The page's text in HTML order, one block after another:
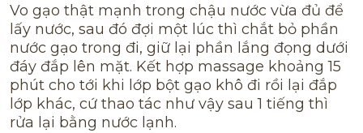
Vo gạo thật mạnh trong chậu nước vừa đủ để
lấy nước, sau đó đợi một lúc thì chắt bỏ phần
nước gạo trong đi, giữ lại phần lắng đọng dưới
đáy đắp lên mặt. Kết hợp massage khoảng 15
phút cho tới khi lớp bột gạo khô đi rồi lại đắp
lớp khác, cứ thao tác như vậy sau 1 tiếng thì
rửa lại bằng nước lạnh.